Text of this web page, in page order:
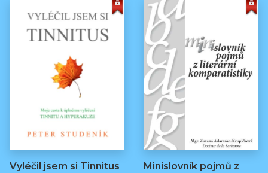
Vyléčil jsem si Tinnitus
Minislovník pojmů z